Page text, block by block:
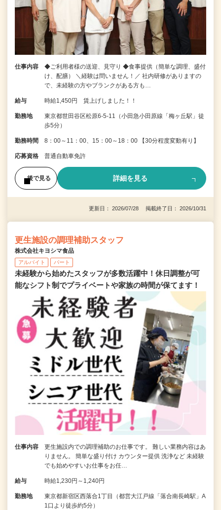
仕事内容
◆ご利用者様の送迎、見守り ◆食事提供（簡単な調理、盛付
け、配膳） ＼経験は問いません！／ 社内研修がありますの
で、未経験の方やブランクがある方も…
給与 時給1,450円 賃上げしました！！
勤務地
東京都世田谷区松原6-5-11（小田急小田原線「梅ヶ丘駅」徒
歩5分）
勤務時間 8：00～11：00、15：00～18：00 【30分程度変動有り】
応募資格 普通自動車免許
後で見る 詳細を見る
更新日： 2026/07/28 掲載終了日： 2026/10/31
更生施設の調理補助スタッフ
株式会社キヨシマ食品
アルバイト パート
未経験から始めたスタッフが多数活躍中！休日調整が可
能なシフト制でプライベートや家族の時間が保てます！
仕事内容
更生施設内での調理補助のお仕事です。 難しい業務内容はあ
りません。 簡単な盛り付け カウンター提供 洗浄など 未経験
でも始めやすいお仕事をお任…
給与 時給1,230円～1,240円
勤務地
東京都新宿区西落合1丁目（都営大江戸線「落合南長崎駅」A
1口より徒歩約5分）